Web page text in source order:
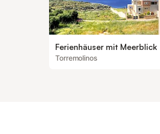
Ferienhäuser mit Meerblick
Torremolinos